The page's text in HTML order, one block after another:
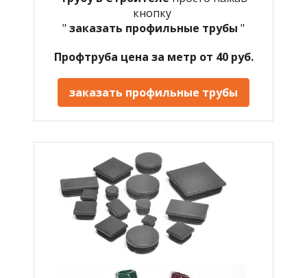
кнопку
" заказать профильные трубы "
Профтруба цена за метр от 40 руб.
заказать профильные трубы